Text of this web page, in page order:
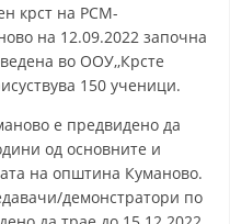
И РАЗВОЈ
ПОСТАВЕНОСТ
крст на РСМ-
на 12.09.2022 започна
во ООУ,,Крсте
150 ученици.
е предвидено да
од основните и
на општина Куманово.
демонстратори по